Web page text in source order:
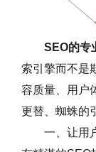
SEO的专
索引擎而不是
容质量、用户
更替、蜘蛛的
一、让用